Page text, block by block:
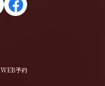
WEB予約